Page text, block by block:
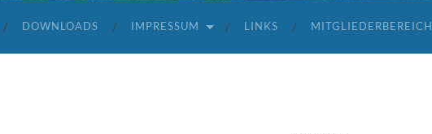
DOWNLOADS IMPRESSUM LINKS MITGLIEDERBEREICH